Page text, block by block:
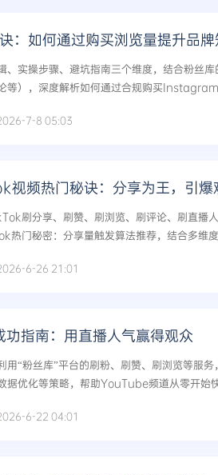
：如何通过购买浏览量提升品
、实操步骤、避坑指南三个维度，结合粉丝库
等），深度解析如何通过合规购买
7-8 05:03
视频热门秘诀：分享为王，引爆
刷分享、刷赞、刷浏览、刷评论、刷直播
热门秘密：分享量触发算法推荐，结合多维
6-26 21:01
功指南：用直播人气赢得观众
用“粉丝库”平台的刷粉、刷赞、刷浏览等服务
据优化等策略，帮助YouTube频道从零开始
6-22 04:01